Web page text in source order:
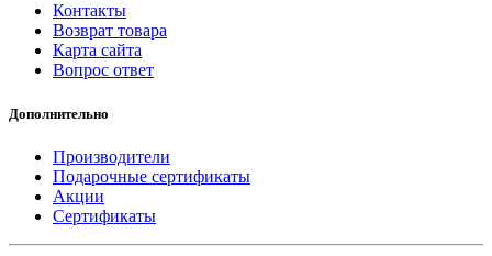
Контакты
Возврат товара
Карта сайта
Вопрос ответ
Дополнительно
Производители
Подарочные сертификаты
Акции
Сертификаты